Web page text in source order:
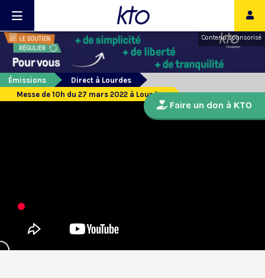
Contenu sponsorisé
Émissions
Direct à Lourdes
Messe de 10h du 27 mars 2022 à Lourdes
Faire un don à KTO